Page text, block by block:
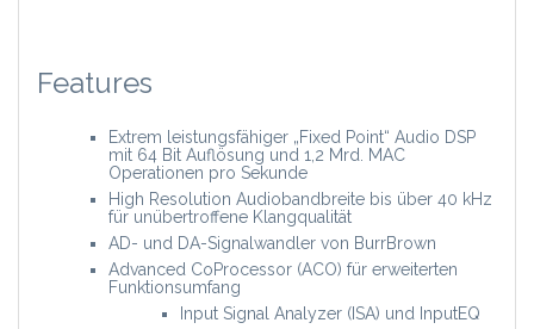
Features
Extrem leistungsfähiger „Fixed Point“ Audio DSP
mit 64 Bit Auflösung und 1,2 Mrd. MAC
Operationen pro Sekunde
High Resolution Audiobandbreite bis über 40 kHz
für unübertroffene Klangqualität
AD- und DA-Signalwandler von BurrBrown
Advanced CoProcessor (ACO) für erweiterten
Funktionsumfang
Input Signal Analyzer (ISA) und InputEQ